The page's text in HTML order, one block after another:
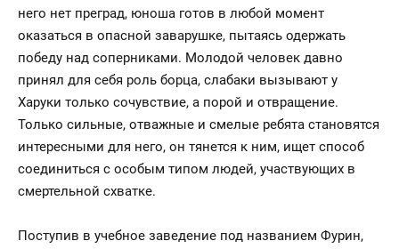
него нет преград, юноша готов в любой момент
оказаться в опасной заварушке, пытаясь одержать
победу над соперниками. Молодой человек давно
принял для себя роль борца, слабаки вызывают у
Харуки только сочувствие, а порой и отвращение.
Только сильные, отважные и смелые ребята становятся
интересными для него, он тянется к ним, ищет способ
соединиться с особым типом людей, участвующих в
смертельной схватке.
Поступив в учебное заведение под названием Фурин,